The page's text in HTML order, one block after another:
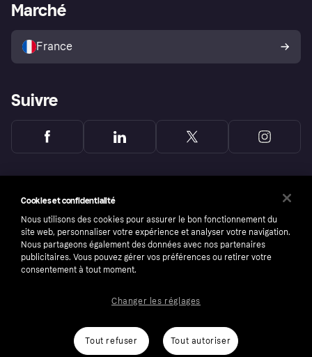
Explorez les magasins
Politique de protection de
l’acheteur Klarna
Portail Marchand
Marché
France
Suivre
number: 556737-0431
ConditionsCookiesKlarna.com
Cookies et confidentialité
Nous utilisons des cookies pour assurer le bon fonctionnement du
site web, personnaliser votre expérience et analyser votre navigation.
Nous partageons également des données avec nos partenaires
publicitaires. Vous pouvez gérer vos préférences ou retirer votre
consentement à tout moment.
Tout refuser Tout autoriser
Changer les réglages